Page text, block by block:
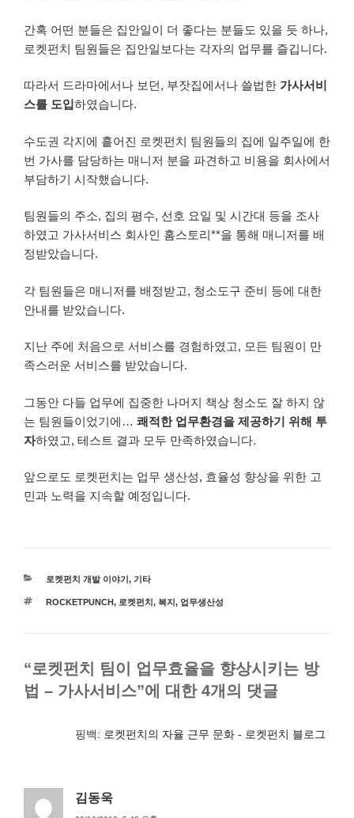
간혹 어떤 분들은 집안일이 더 좋다는 분들도 있을 듯 하나,
로켓펀치 팀원들은 집안일보다는 각자의 업무를 즐깁니다.
따라서 드라마에서나 보던, 부잣집에서나 쓸법한 가사서비
스를 도입하였습니다.
수도권 각지에 흩어진 로켓펀치 팀원들의 집에 일주일에 한
번 가사를 담당하는 매니저 분을 파견하고 비용을 회사에서
부담하기 시작했습니다.
팀원들의 주소, 집의 평수, 선호 요일 및 시간대 등을 조사
하였고 가사서비스 회사인 홈스토리**을 통해 매니저를 배
정받았습니다.
각 팀원들은 매니저를 배정받고, 청소도구 준비 등에 대한
안내를 받았습니다.
지난 주에 처음으로 서비스를 경험하였고, 모든 팀원이 만
족스러운 서비스를 받았습니다.
그동안 다들 업무에 집중한 나머지 책상 청소도 잘 하지 않
는 팀원들이었기에… 쾌적한 업무환경을 제공하기 위해 투
자하였고, 테스트 결과 모두 만족하였습니다.
앞으로도 로켓펀치는 업무 생산성, 효율성 향상을 위한 고
민과 노력을 지속할 예정입니다.
카
고
로켓펀치 개발 이야기, 기타
태
ROCKETPUNCH, 로켓펀치, 복지, 업무생산성
“로켓펀치 팀이 업무효율을 향상시키는 방
법 – 가사서비스”에 대한 4개의 댓글
핑백: 로켓펀치의 자율 근무 문화 - 로켓펀치 블로그
김동욱